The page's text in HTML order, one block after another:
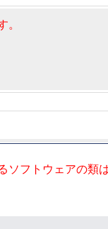
。
ソフトウェアの類